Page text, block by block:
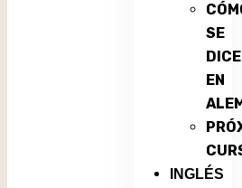
SE
DICE
EN
INGLÉS